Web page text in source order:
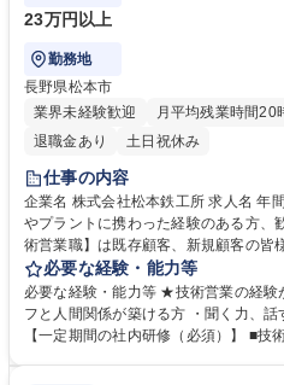
23万円以上
勤務地
長野県松本市
業界未経験歓迎
月平均残業時間20
退職金あり
土日祝休み
仕事の内容
企業名 株式会社松本鉄工所 求人名 年間休日120日！★技術営業職★機械
やプラントに携わった経験のある方、歓迎！ 仕事の内容 今回
術営業職】は既存顧客、新規顧客の皆
材を募集しています。 主に以下業務をお任せします
棄物処理プラントメーカーへ提案する
・自社製品付帯設備、客先既存設備の
客様との仕様調整検討打合せ ・検査
必要な経験・能力等
必要な経験・能力等 ★技術営業の経験
フと人間関係が築ける方 ・聞く力、
【一定期間の社内研修（必須）】 ■技